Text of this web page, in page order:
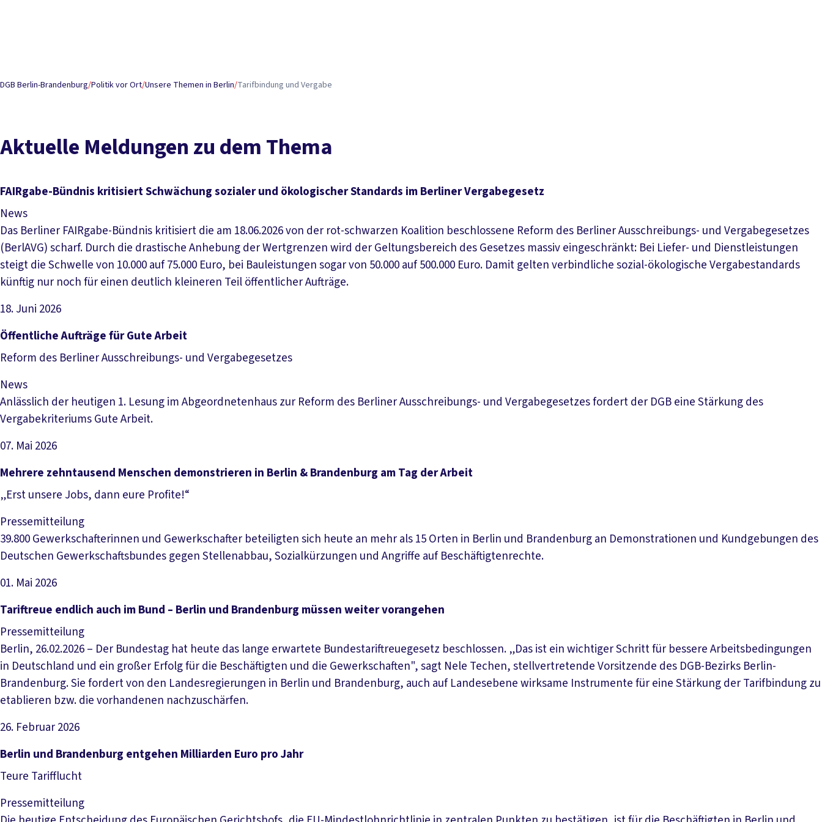
DGB Berlin-Brandenburg/Politik vor Ort/Unsere Themen in Berlin/Tarifbindung und Vergabe
Aktuelle Meldungen zu dem Thema
FAIRgabe-Bündnis kritisiert Schwächung sozialer und ökologischer Standards im Berliner Vergabegesetz
News
Das Berliner FAIRgabe-Bündnis kritisiert die am 18.06.2026 von der rot-schwarzen Koalition beschlossene Reform des Berliner Ausschreibungs- und Vergabegesetzes
(BerlAVG) scharf. Durch die drastische Anhebung der Wertgrenzen wird der Geltungsbereich des Gesetzes massiv eingeschränkt: Bei Liefer- und Dienstleistungen
steigt die Schwelle von 10.000 auf 75.000 Euro, bei Bauleistungen sogar von 50.000 auf 500.000 Euro. Damit gelten verbindliche sozial-ökologische Vergabestandards
künftig nur noch für einen deutlich kleineren Teil öffentlicher Aufträge.
18. Juni 2026
Artikel lesen
Öffentliche Aufträge für Gute Arbeit
Reform des Berliner Ausschreibungs- und Vergabegesetzes
News
Anlässlich der heutigen 1. Lesung im Abgeordnetenhaus zur Reform des Berliner Ausschreibungs- und Vergabegesetzes fordert der DGB eine Stärkung des
Vergabekriteriums Gute Arbeit.
07. Mai 2026
Artikel lesen
Mehrere zehntausend Menschen demonstrieren in Berlin & Brandenburg am Tag der Arbeit
„Erst unsere Jobs, dann eure Profite!“
Pressemitteilung
39.800 Gewerkschafterinnen und Gewerkschafter beteiligten sich heute an mehr als 15 Orten in Berlin und Brandenburg an Demonstrationen und Kundgebungen des
Deutschen Gewerkschaftsbundes gegen Stellenabbau, Sozialkürzungen und Angriffe auf Beschäftigtenrechte.
01. Mai 2026
Artikel lesen
Tariftreue endlich auch im Bund – Berlin und Brandenburg müssen weiter vorangehen
Pressemitteilung
Berlin, 26.02.2026 – Der Bundestag hat heute das lange erwartete Bundestariftreuegesetz beschlossen. „Das ist ein wichtiger Schritt für bessere Arbeitsbedingungen
in Deutschland und ein großer Erfolg für die Beschäftigten und die Gewerkschaften", sagt Nele Techen, stellvertretende Vorsitzende des DGB-Bezirks Berlin-
Brandenburg. Sie fordert von den Landesregierungen in Berlin und Brandenburg, auch auf Landesebene wirksame Instrumente für eine Stärkung der Tarifbindung zu
etablieren bzw. die vorhandenen nachzuschärfen.
26. Februar 2026
Artikel lesen
Berlin und Brandenburg entgehen Milliarden Euro pro Jahr
Teure Tarifflucht
Pressemitteilung